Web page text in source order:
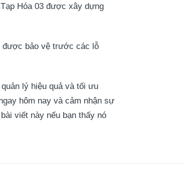
Hóa 03 được xây dựng
được bảo vệ trước các lỗ
lý hiệu quả và tối ưu
hôm nay và cảm nhận sự
viết này nếu bạn thấy nó